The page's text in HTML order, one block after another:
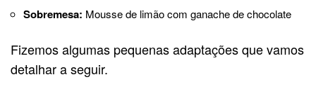
Sobremesa: Mousse de limão com ganache de chocolate
Fizemos algumas pequenas adaptações que vamos
detalhar a seguir.